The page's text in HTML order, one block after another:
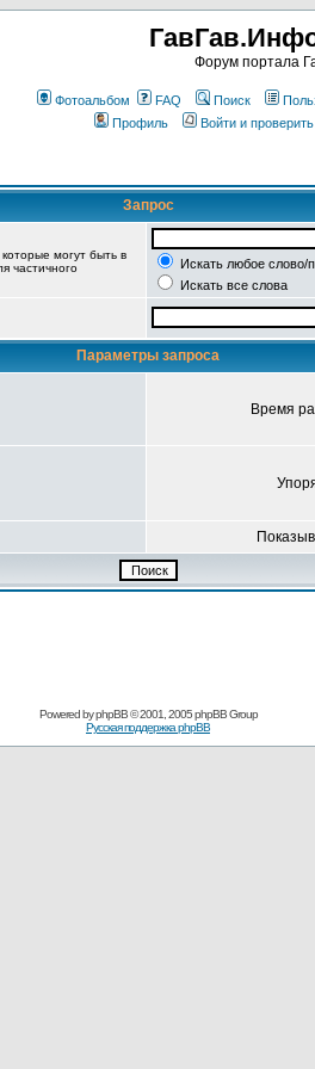
Форум портала
Фотоальбом FAQ Поиск
Профиль
Войти и
Запрос
которые могут быть в
частичного
Искать любое слово/
Искать все слова
Параметры запроса
Время
Powered byphpBB© 2001, 2005 phpBB Group
Русская поддержка phpBB